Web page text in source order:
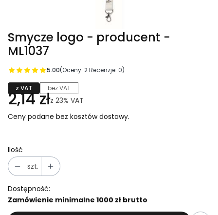
Smycze logo - producent -
ML1037
5.00(Oceny: 2 Recenzje: 0)
z VAT bez VAT
2,14 złz 23% VAT
Ceny podane bez kosztów dostawy.
Ilość
szt.
Dostępność:
Zamówienie minimalne 1000 zł brutto